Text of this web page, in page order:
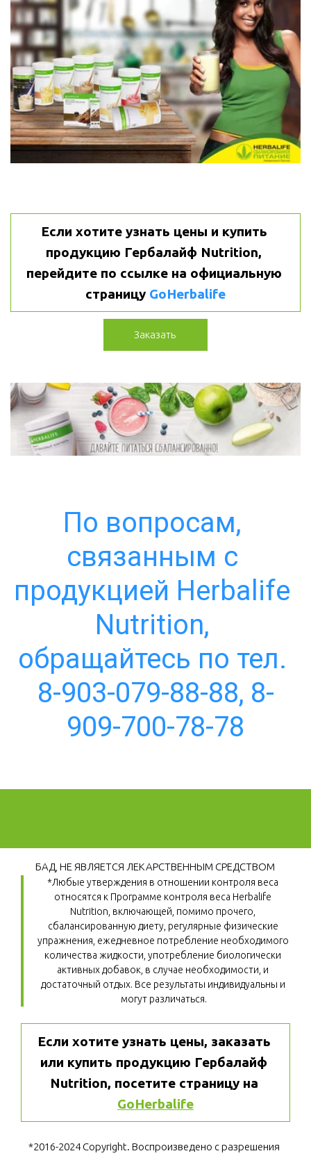
Если хотите узнать цены и купить
продукцию Гербалайф Nutrition,
перейдите по ссылке на официальную
страницу GoHerbalife
Заказать
По вопросам,
связанным с
продукцией Herbalife
Nutrition,
обращайтесь по тел.
8-903-079-88-88, 8-
909-700-78-78
БАД, НЕ ЯВЛЯЕТСЯ ЛЕКАРСТВЕННЫМ СРЕДСТВОМ
*Любые утверждения в отношении контроля веса
относятся к Программе контроля веса Herbalife
Nutrition, включающей, помимо прочего,
сбалансированную диету, регулярные физические
упражнения, ежедневное потребление необходимого
количества жидкости, употребление биологически
активных добавок, в случае необходимости, и
достаточный отдых. Все результаты индивидуальны и
могут различаться.
Если хотите узнать цены, заказать
или купить продукцию Гербалайф
GoHerbalife
*2016-2024 Copyright. Воспроизведено с разрешения